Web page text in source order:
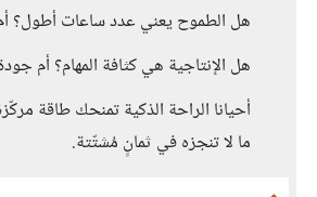
هل الطموح يعني عدد ساعات أطول؟
هل الإنتاجية هي كثافة المهام؟ أم
أحيانا الراحة الذكية تمنحك طاقة
ما لا تنجزه في ثمانٍ مُشتّتة.